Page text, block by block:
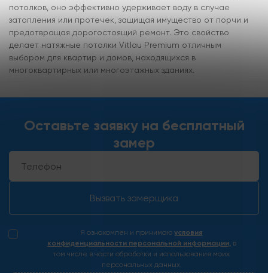
потолков, оно эффективно удерживает воду в случае
затопления или протечек, защищая имущество от порчи и
предотвращая дорогостоящий ремонт. Это свойство
делает натяжные потолки Vitlau Premium отличным
выбором для квартир и домов, находящихся в
многоквартирных или многоэтажных зданиях.
Оставьте заявку на бесплатный
замер
Вызвать замерщика
Я ознакомлен и принимаю условия
конфиденциальности персональной информации,в
том числе в части обработки и использования моих
персональных данных.